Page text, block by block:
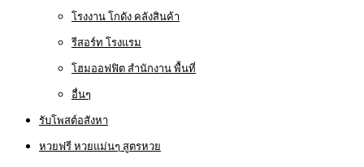
โรงงาน โกดัง คลังสินค้า
รีสอร์ท โรงแรม
โฮมออฟฟิต สำนักงาน พื้นที่
อื่นๆ
รับโพสต์อสังหา
หวยฟรี หวยแม่นๆ สูตรหวย